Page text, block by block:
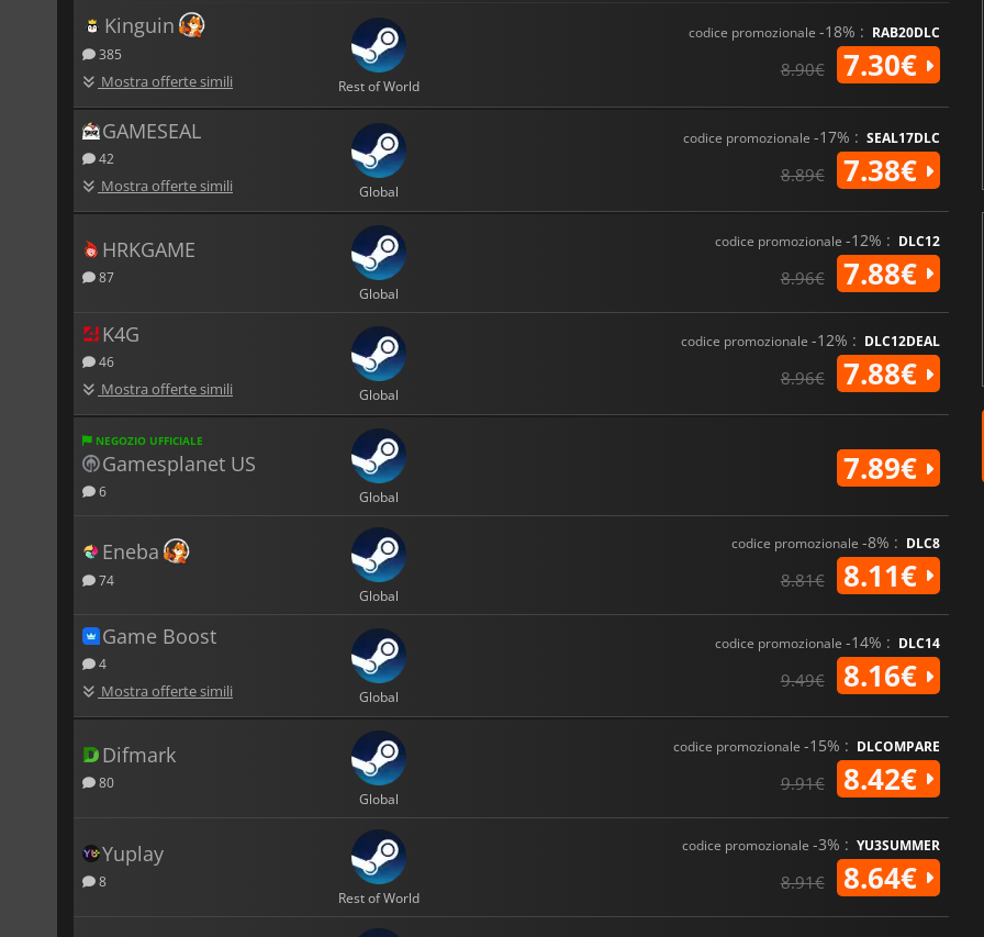
Kinguin
385
Mostra offerte simili Rest of World
codice promozionale -18% : RAB20DLC
8.90€ 7.30€
GAMESEAL
42
Mostra offerte simili Global
codice promozionale -17% : SEAL17DLC
8.89€ 7.38€
HRKGAME
87
Global
codice promozionale -12% : DLC12
8.96€ 7.88€
K4G
46
Mostra offerte simili Global
codice promozionale -12% : DLC12DEAL
8.96€ 7.88€
NEGOZIO UFFICIALE
Gamesplanet US
6 Global
7.89€
Eneba
74
Global
codice promozionale -8% : DLC8
8.81€ 8.11€
Game Boost
4
Mostra offerte simili Global
codice promozionale -14% : DLC14
9.49€ 8.16€
Difmark
80
Global
codice promozionale -15% : DLCOMPARE
9.91€ 8.42€
Yuplay
8
Rest of World
codice promozionale -3% : YU3SUMMER
8.91€ 8.64€